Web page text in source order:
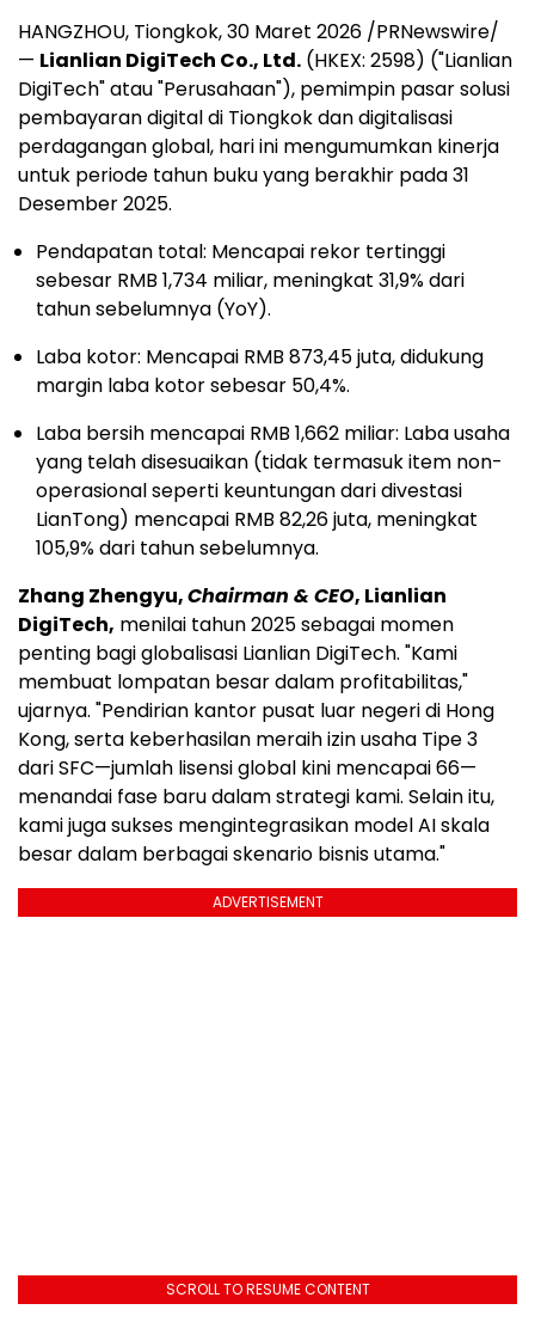
HANGZHOU, Tiongkok,30 Maret 2026 /PRNewswire/
— Lianlian DigiTech Co., Ltd. (HKEX: 2598) ("Lianlian
DigiTech" atau "Perusahaan"), pemimpin pasar solusi
pembayaran digital di Tiongkok dan digitalisasi
perdagangan global, hari ini mengumumkan kinerja
untuk periode tahun buku yang berakhir pada 31
Desember 2025.
Pendapatan total: Mencapai rekor tertinggi
sebesar RMB 1,734 miliar, meningkat 31,9% dari
tahun sebelumnya (YoY).
Laba kotor: Mencapai RMB 873,45 juta, didukung
margin laba kotor sebesar 50,4%.
Laba bersih mencapai RMB 1,662 miliar: Laba usaha
yang telah disesuaikan (tidak termasuk item non-
operasional seperti keuntungan dari divestasi
LianTong) mencapai RMB 82,26 juta, meningkat
105,9% dari tahun sebelumnya.
Zhang Zhengyu,Chairman & CEO, Lianlian
DigiTech, menilai tahun 2025 sebagai momen
penting bagi globalisasi Lianlian DigiTech. "Kami
membuat lompatan besar dalam profitabilitas,"
ujarnya. "Pendirian kantor pusat luar negeri di Hong
Kong, serta keberhasilan meraih izin usaha Tipe 3
dari SFC—jumlah lisensi global kini mencapai 66—
menandai fase baru dalam strategi kami. Selain itu,
kami juga sukses mengintegrasikan model AI skala
besar dalam berbagai skenario bisnis utama."
ADVERTISEMENT
SCROLL TO RESUME CONTENT